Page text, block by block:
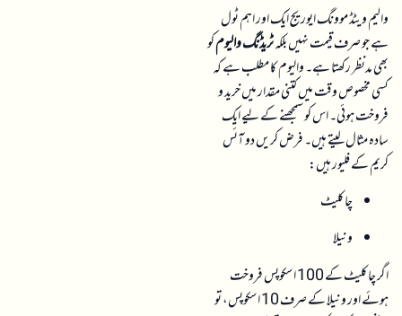
والیم ویٹڈ موونگ ایوریج ایک اور اہم ٹول
ہے جو صرف قیمت نہیں بلکہٹریڈنگ والیومکو
بھی مدنظر رکھتا ہے۔ والیوم کا مطلب ہے کہ
کسی مخصوص وقت میں کتنی مقدار میں خرید و
فروخت ہوئی۔ اس کو سمجھنے کے لیے ایک
سادہ مثال لیتے ہیں۔ فرض کریں دو آئس
کریم کے فلیور ہیں:
چاکلیٹ
ونیلا
اگر چاکلیٹ کے 100 اسکوپس فروخت
ہوئے اور ونیلا کے صرف 10 اسکوپس، تو